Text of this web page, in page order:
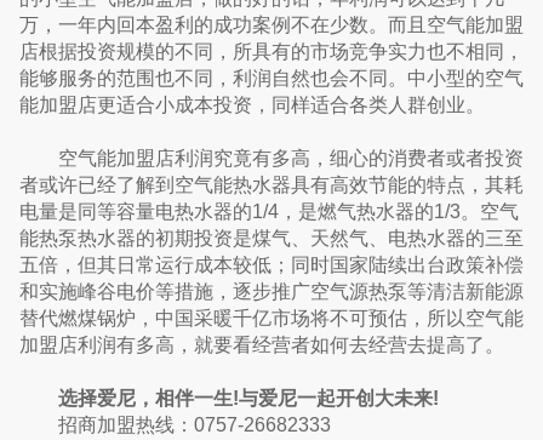
万，一年内回本盈利的成功案例不在少数。而且空气能加盟
店根据投资规模的不同，所具有的市场竞争实力也不相同，
能够服务的范围也不同，利润自然也会不同。中小型的空气
能加盟店更适合小成本投资，同样适合各类人群创业。
空气能加盟店利润究竟有多高，细心的消费者或者投资
者或许已经了解到空气能热水器具有高效节能的特点，其耗
电量是同等容量电热水器的1/4，是燃气热水器的1/3。空气
能热泵热水器的初期投资是煤气、天然气、电热水器的三至
五倍，但其日常运行成本较低；同时国家陆续出台政策补偿
和实施峰谷电价等措施，逐步推广空气源热泵等清洁新能源
替代燃煤锅炉，中国采暖千亿市场将不可预估，所以空气能
加盟店利润有多高，就要看经营者如何去经营去提高了。
选择爱尼，相伴一生!与爱尼一起开创大未来!
招商加盟热线：0757-26682333